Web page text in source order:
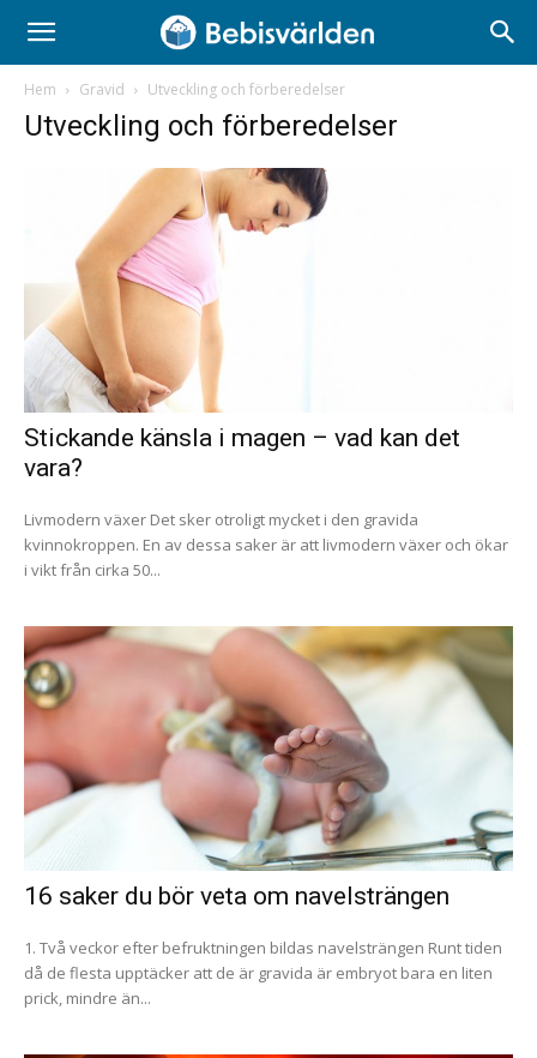
Hem Gravid Utveckling och förberedelser
Utveckling och förberedelser
Stickande känsla i magen – vad kan det
vara?
Livmodern växer Det sker otroligt mycket i den gravida
kvinnokroppen. En av dessa saker är att livmodern växer och ökar
i vikt från cirka 50...
16 saker du bör veta om navelsträngen
1. Två veckor efter befruktningen bildas navelsträngen Runt tiden
då de flesta upptäcker att de är gravida är embryot bara en liten
prick, mindre än...